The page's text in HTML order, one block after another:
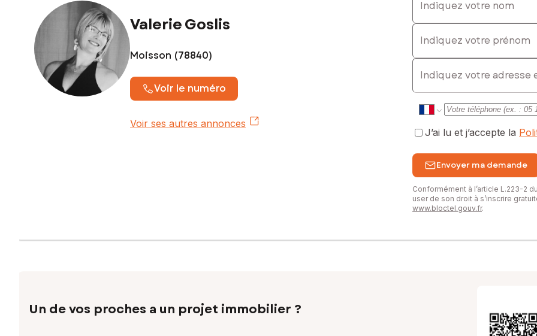
Valerie Goslis
Moisson (78840)
Voir le numéro
Voir ses autres annonces
Indiquez votre prénom
E-mail
J’ai lu et j’accepte la
Envoyer ma demande
Conformément à l’article L.223-2
user de son droit à s’inscrire
www.bloctel.gouv.fr.
Un de vos proches a un projet immobilier ?